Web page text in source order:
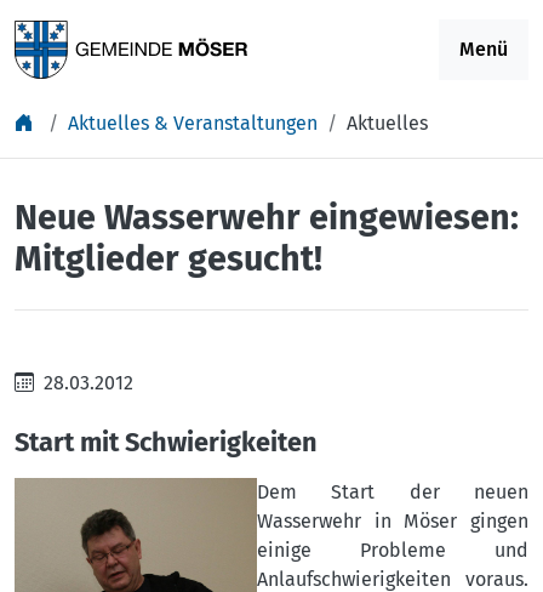
Menü
Aktuelles & Veranstaltungen Aktuelles
Neue Wasserwehr eingewiesen:
Mitglieder gesucht!
28.03.2012
Start mit Schwierigkeiten
Dem Start der neuen
Wasserwehr in Möser gingen
einige Probleme und
Anlaufschwierigkeiten voraus.